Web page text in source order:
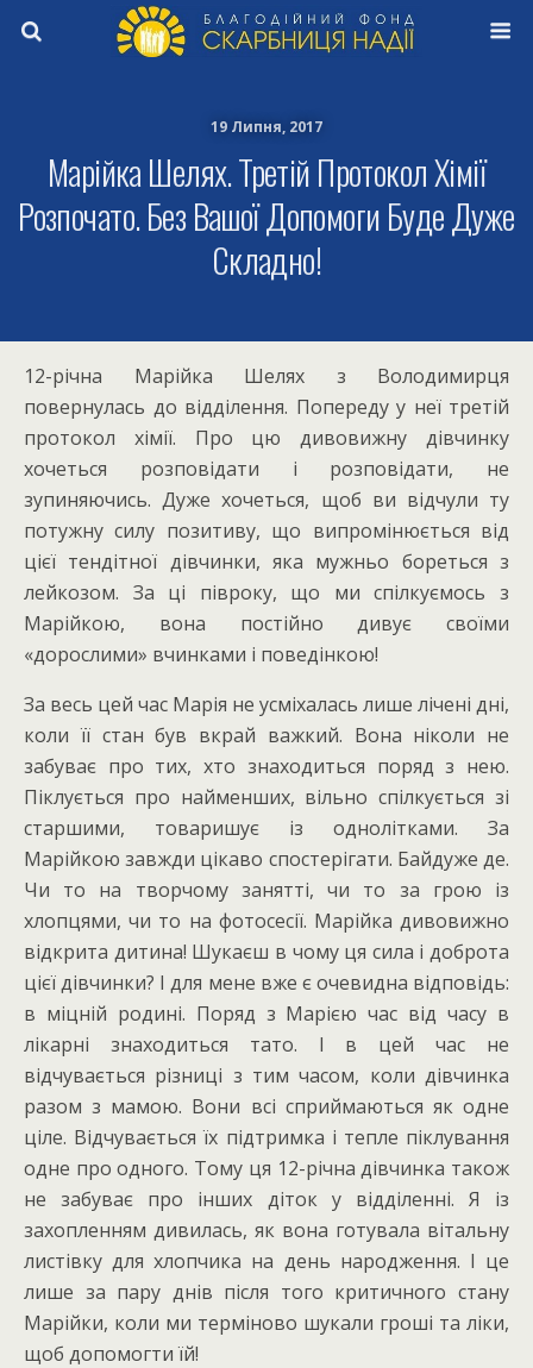
19 Липня, 2017
Марійка Шелях. Третій Протокол Хімії
Розпочато. Без Вашої Допомоги Буде Дуже
Складно!
12-річна Марійка Шелях з Володимирця
повернулась до відділення. Попереду у неї третій
протокол хімії. Про цю дивовижну дівчинку
хочеться розповідати і розповідати, не
зупиняючись. Дуже хочеться, щоб ви відчули ту
потужну силу позитиву, що випромінюється від
цієї тендітної дівчинки, яка мужньо бореться з
лейкозом. За ці півроку, що ми спілкуємось з
Марійкою, вона постійно дивує своїми
«дорослими» вчинками і поведінкою!
За весь цей час Марія не усміхалась лише лічені дні,
коли її стан був вкрай важкий. Вона ніколи не
забуває про тих, хто знаходиться поряд з нею.
Піклується про найменших, вільно спілкується зі
старшими, товаришує із однолітками. За
Марійкою завжди цікаво спостерігати. Байдуже де.
Чи то на творчому занятті, чи то за грою із
хлопцями, чи то на фотосесії. Марійка дивовижно
відкрита дитина! Шукаєш в чому ця сила і доброта
цієї дівчинки? І для мене вже є очевидна відповідь:
в міцній родині. Поряд з Марією час від часу в
лікарні знаходиться тато. І в цей час не
відчувається різниці з тим часом, коли дівчинка
разом з мамою. Вони всі сприймаються як одне
ціле. Відчувається їх підтримка і тепле піклування
одне про одного. Тому ця 12-річна дівчинка також
не забуває про інших діток у відділенні. Я із
захопленням дивилась, як вона готувала вітальну
листівку для хлопчика на день народження. І це
лише за пару днів після того критичного стану
Марійки, коли ми терміново шукали гроші та ліки,
щоб допомогти їй!